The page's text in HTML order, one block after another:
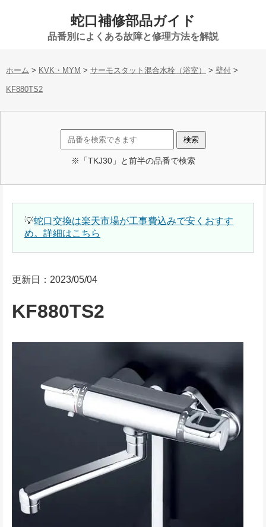
蛇口補修部品ガイド
品番別によくある故障と修理方法を解説
ホーム > KVK・MYM > サーモスタット混合水栓（浴室） > 壁付 >
KF880TS2
※「TKJ30」と前半の品番で検索
💡蛇口交換は楽天市場が工事費込みで安くおすす
め。詳細はこちら
更新日：2023/05/04
KF880TS2